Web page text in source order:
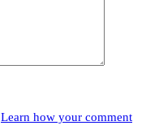
Learn how your comment